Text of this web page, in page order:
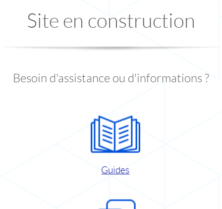
Site en construction
Besoin d'assistance ou d'informations ?
Guides